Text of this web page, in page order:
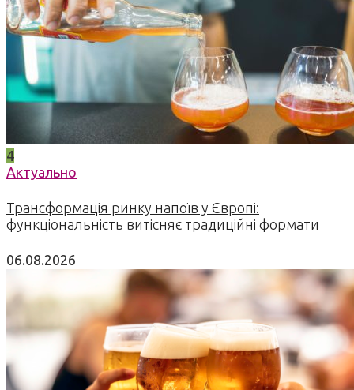
4
Актуально
Трансформація ринку напоїв у Європі:
функціональність витісняє традиційні формати
06.08.2026